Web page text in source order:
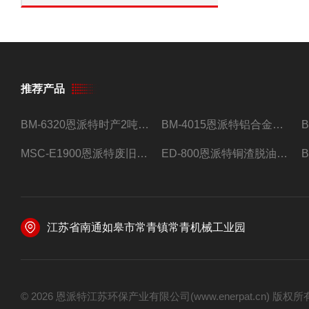
推荐产品
BM-6320恩派特时产2吨合金钢屑压饼机 BM-4015恩派特铝合金屑压饼机 脱油效果好
MSC-E1900恩派特废旧锂电池极片破碎处理设备 ED-800恩派特铜渣脱油机废铜屑铝屑甩油机
江苏省南通如皋市常青镇常青机械工业园
© 2026 恩派特江苏环保产业有限公司(www.enerpat.cn) 版权